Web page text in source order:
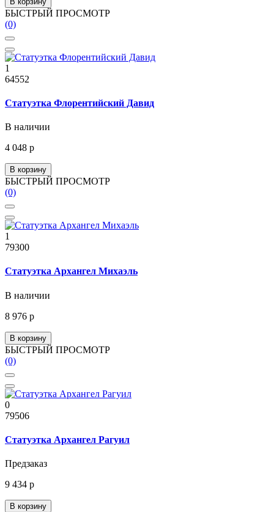
БЫСТРЫЙ ПРОСМОТР
(0)
1
64552
Статуэтка Флорентийский Давид
В наличии
4 048 р
В корзину
БЫСТРЫЙ ПРОСМОТР
(0)
1
79300
Статуэтка Архангел Михаэль
В наличии
8 976 р
В корзину
БЫСТРЫЙ ПРОСМОТР
(0)
0
79506
Статуэтка Архангел Рагуил
Предзаказ
9 434 р
В корзину